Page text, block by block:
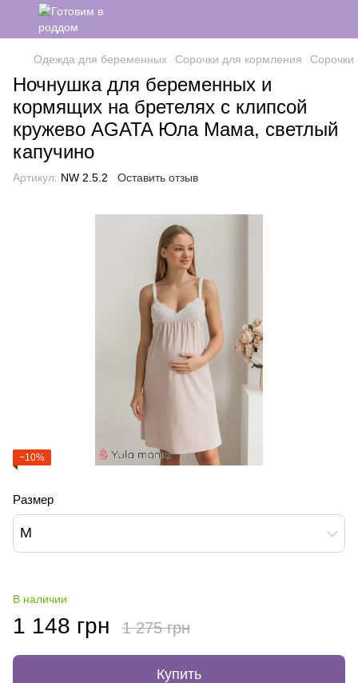
Одежда для беременных Сорочки для кормления Сорочки
Ночнушка для беременных и
кормящих на бретелях с клипсой
кружево AGATA Юла Мама, светлый
капучино
Артикул: NW 2.5.2 Оставить отзыв
−10%
Размер
M
В наличии
1 148 грн 1 275 грн
Купить